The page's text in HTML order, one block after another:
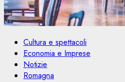
Cultura e spettacoli
Economia e Imprese
Notizie
Romagna